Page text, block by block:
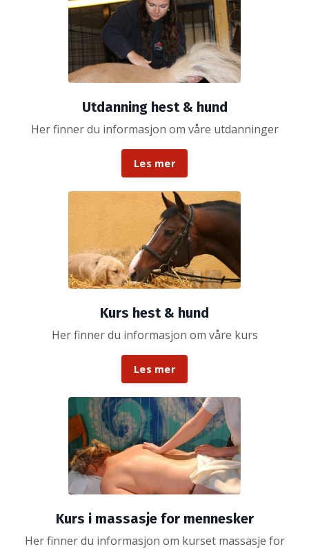
Utdanning hest & hund
Her finner du informasjon om våre utdanninger
Les mer
Kurs hest & hund
Her finner du informasjon om våre kurs
Les mer
Kurs i massasje for mennesker
Her finner du informasjon om kurset massasje for